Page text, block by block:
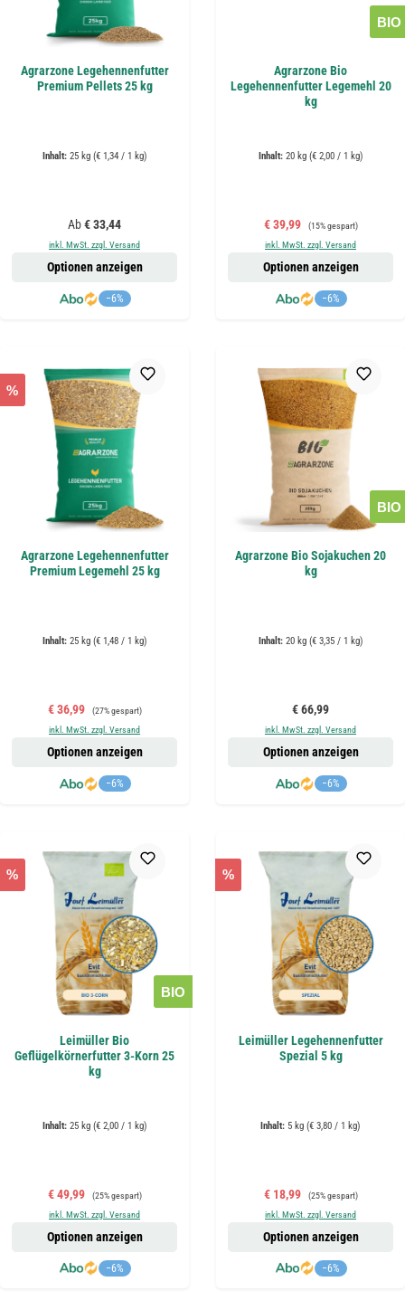
Agrarzone Legehennenfutter
Premium Pellets 25 kg
Inhalt: 25 kg (€ 1,34 / 1 kg)
Regulärer Preis:
Ab€ 33,44
inkl. MwSt. zzgl. Versand
−6%
Optionen anzeigen
BIO
Agrarzone Bio
Legehennenfutter Legemehl 20
kg
Inhalt: 20 kg (€ 2,00 / 1 kg)
Verkaufspreis:
€ 39,99 Regulärer Preis:
(15% gespart)
inkl. MwSt. zzgl. Versand
−6%
Optionen anzeigen
%
Agrarzone Legehennenfutter
Premium Legemehl 25 kg
Inhalt: 25 kg (€ 1,48 / 1 kg)
Verkaufspreis:
€ 36,99 Regulärer Preis:
(27% gespart)
inkl. MwSt. zzgl. Versand
−6%
Optionen anzeigen
BIO
Agrarzone Bio Sojakuchen 20
kg
Inhalt: 20 kg (€ 3,35 / 1 kg)
Regulärer Preis:
€ 66,99
inkl. MwSt. zzgl. Versand
−6%
Optionen anzeigen
%
BIO
Leimüller Bio
Geflügelkörnerfutter 3-Korn 25
kg
Inhalt: 25 kg (€ 2,00 / 1 kg)
Verkaufspreis:
€ 49,99 Regulärer Preis:
(25% gespart)
inkl. MwSt. zzgl. Versand
−6%
Optionen anzeigen
%
Leimüller Legehennenfutter
Spezial 5 kg
Inhalt: 5 kg (€ 3,80 / 1 kg)
Verkaufspreis:
€ 18,99 Regulärer Preis:
(25% gespart)
inkl. MwSt. zzgl. Versand
−6%
Optionen anzeigen